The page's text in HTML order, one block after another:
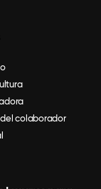
colaborador